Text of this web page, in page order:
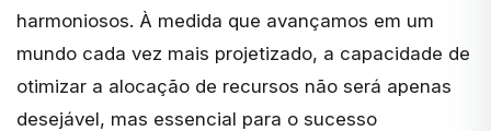
harmoniosos. À medida que avançamos em um
mundo cada vez mais projetizado, a capacidade de
otimizar a alocação de recursos não será apenas
desejável, mas essencial para o sucesso